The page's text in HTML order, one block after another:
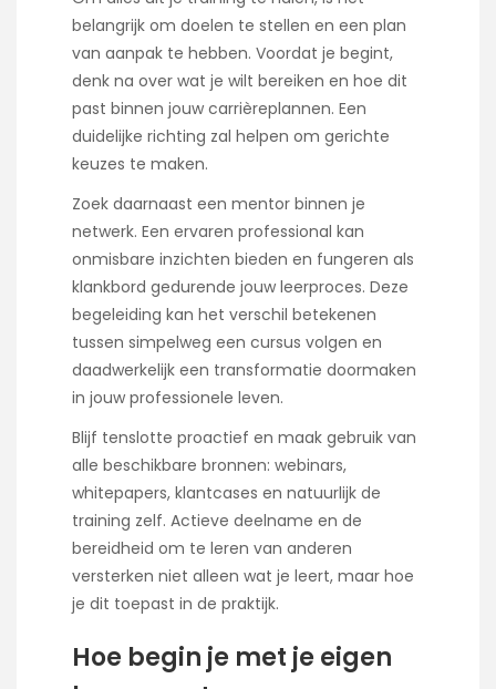
belangrijk om doelen te stellen en een plan
van aanpak te hebben. Voordat je begint,
denk na over wat je wilt bereiken en hoe dit
past binnen jouw carrièreplannen. Een
duidelijke richting zal helpen om gerichte
keuzes te maken.
Zoek daarnaast een mentor binnen je
netwerk. Een ervaren professional kan
onmisbare inzichten bieden en fungeren als
klankbord gedurende jouw leerproces. Deze
begeleiding kan het verschil betekenen
tussen simpelweg een cursus volgen en
daadwerkelijk een transformatie doormaken
in jouw professionele leven.
Blijf tenslotte proactief en maak gebruik van
alle beschikbare bronnen: webinars,
whitepapers, klantcases en natuurlijk de
training zelf. Actieve deelname en de
bereidheid om te leren van anderen
versterken niet alleen wat je leert, maar hoe
je dit toepast in de praktijk.
Hoe begin je met je eigen